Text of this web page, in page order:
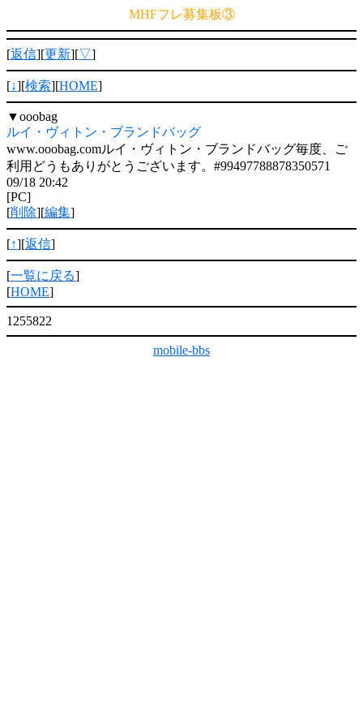
MHFフレ募集板③
[返信][更新][▽]
[↓][検索][HOME]
▼ooobag
ルイ・ヴィトン・ブランドバッグ
www.ooobag.comルイ・ヴィトン・ブランドバッグ毎度、ご
利用どうもありがとうございます。#99497788878350571
09/18 20:42
[PC]
[削除][編集]
[↑][返信]
[一覧に戻る]
[HOME]
1255822
mobile-bbs